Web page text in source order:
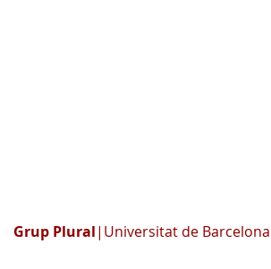
Grup Plural|Universitat de Barcelona